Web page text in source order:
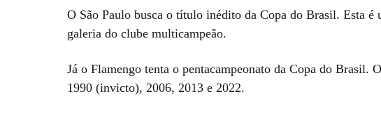
O São Paulo busca o título inédito da Copa do Brasil. Esta é
galeria do clube multicampeão.
Já o Flamengo tenta o pentacampeonato da Copa do Brasil.
1990 (invicto), 2006, 2013 e 2022.